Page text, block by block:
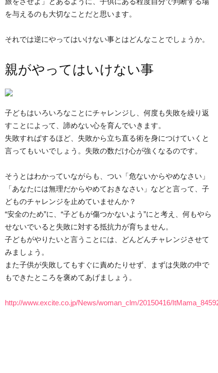
を与えるのも大切なことだと思います。
それでは逆にやってはいけない事とはどんなことでしょうか。
親がやってはいけない事
子どもはいろいろなことにチャレンジし、何度も失敗を繰り返
すことによって、諦めない心を育んでいきます。
失敗すればするほど、失敗から立ち直る術を身につけていくと
言ってもいいでしょう。失敗の数だけ心が強くなるのです。
そうとはわかっていながらも、つい「危ないからやめなさい」
「あなたには無理だからやめておきなさい」などと言って、子
どものチャレンジを止めていませんか？
“安全のため”に、“子どもが傷つかないよう”にと考え、何もやら
せないでいると失敗に対する抵抗力が育ちません。
子どもがやりたいと言うことには、どんどんチャレンジさせて
みましょう。
また子供が失敗してもすぐに責めたりせず、まずは失敗の中で
もできたところを褒めてあげましょう。
http://www.excite.co.jp/News/woman_clm/20150416/